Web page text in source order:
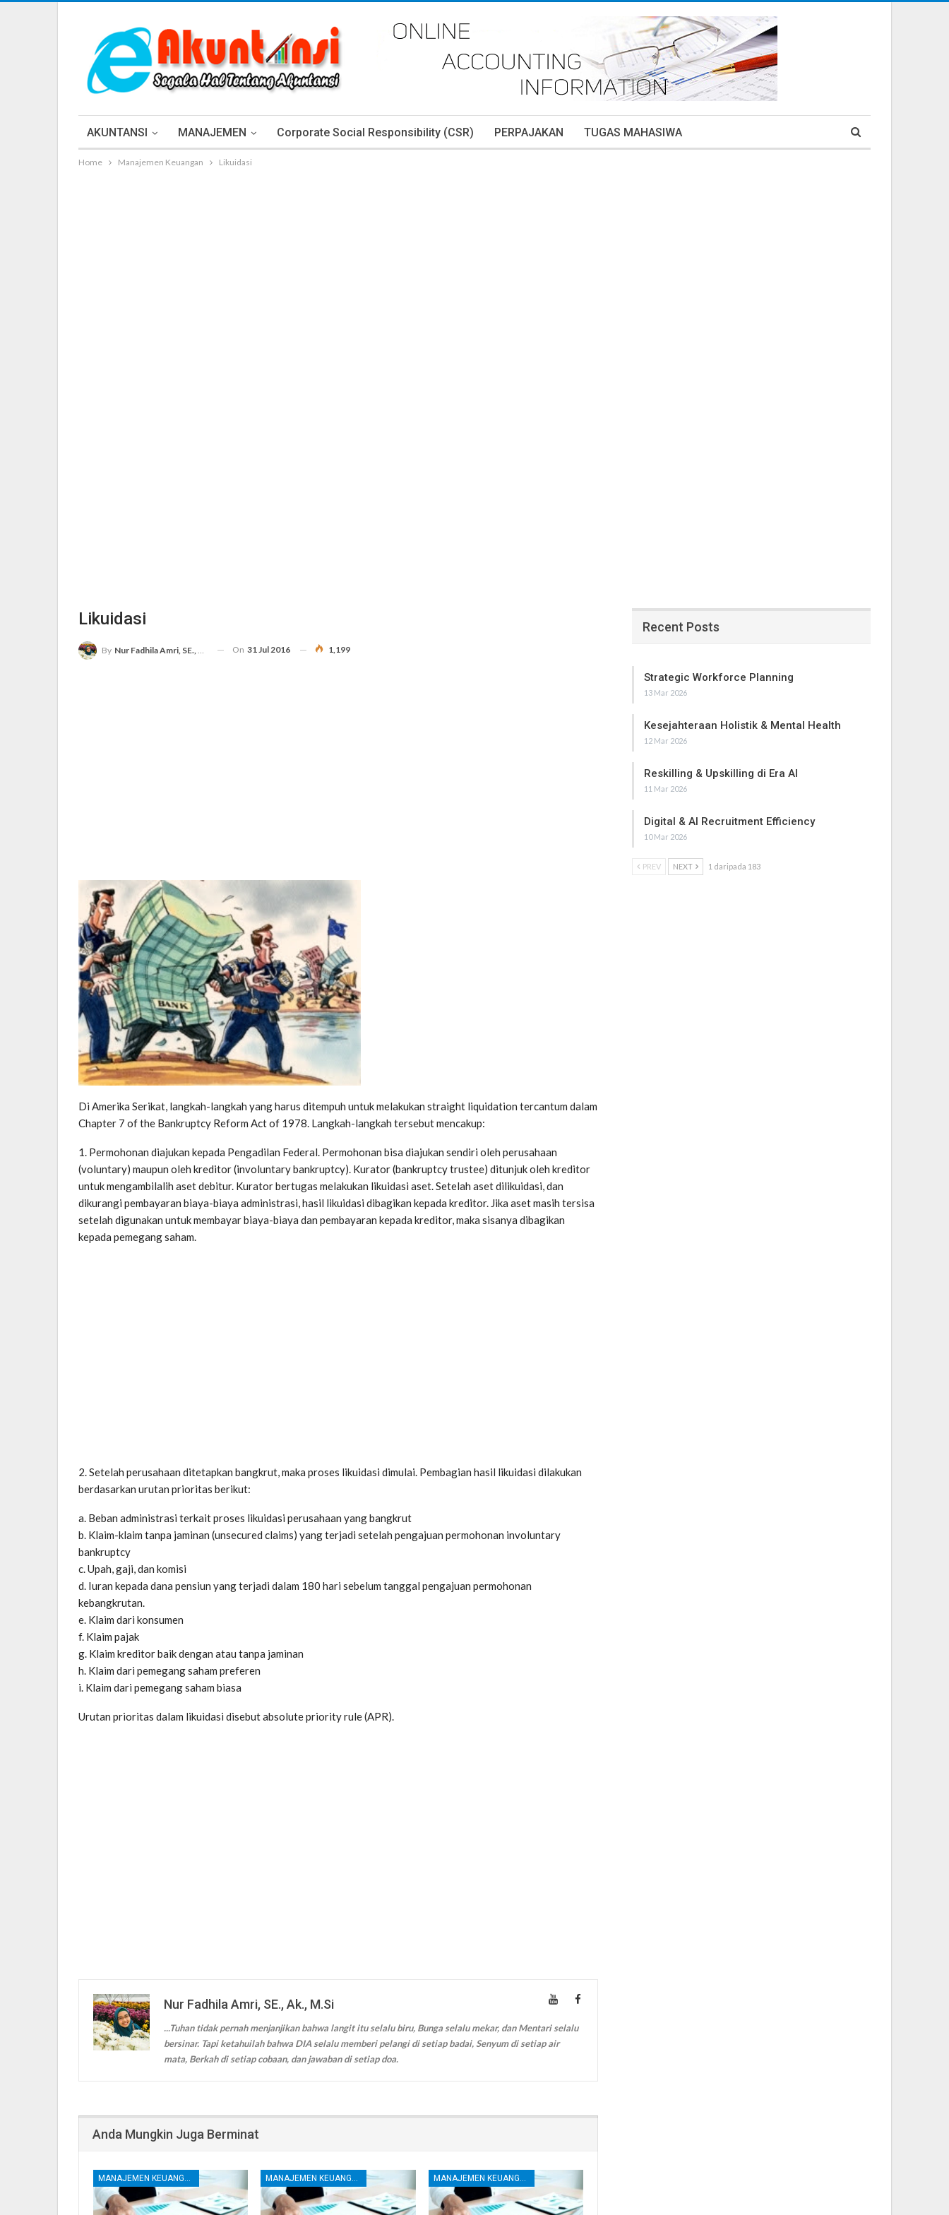
AKUNTANSI MANAJEMEN Corporate Social Responsibility (CSR) PERPAJAKAN TUGAS MAHASIWA
Home Manajemen Keuangan Likuidasi
Likuidasi
By Nur Fadhila Amri, SE., Ak., M.Si On 31 Jul 2016 1,199
Di Amerika Serikat, langkah-langkah yang harus ditempuh untuk melakukan straight liquidation tercantum dalam
Chapter 7 of the Bankruptcy Reform Act of 1978. Langkah-langkah tersebut mencakup:
1. Permohonan diajukan kepada Pengadilan Federal. Permohonan bisa diajukan sendiri oleh perusahaan
(voluntary) maupun oleh kreditor (involuntary bankruptcy). Kurator (bankruptcy trustee) ditunjuk oleh kreditor
untuk mengambilalih aset debitur. Kurator bertugas melakukan likuidasi aset. Setelah aset dilikuidasi, dan
dikurangi pembayaran biaya-biaya administrasi, hasil likuidasi dibagikan kepada kreditor. Jika aset masih tersisa
setelah digunakan untuk membayar biaya-biaya dan pembayaran kepada kreditor, maka sisanya dibagikan
kepada pemegang saham.
2. Setelah perusahaan ditetapkan bangkrut, maka proses likuidasi dimulai. Pembagian hasil likuidasi dilakukan
berdasarkan urutan prioritas berikut:
a. Beban administrasi terkait proses likuidasi perusahaan yang bangkrut
b. Klaim-klaim tanpa jaminan (unsecured claims) yang terjadi setelah pengajuan permohonan involuntary
bankruptcy
c. Upah, gaji, dan komisi
d. Iuran kepada dana pensiun yang terjadi dalam 180 hari sebelum tanggal pengajuan permohonan
kebangkrutan.
e. Klaim dari konsumen
f. Klaim pajak
g. Klaim kreditor baik dengan atau tanpa jaminan
h. Klaim dari pemegang saham preferen
i. Klaim dari pemegang saham biasa
Urutan prioritas dalam likuidasi disebut absolute priority rule (APR).
Nur Fadhila Amri, SE., Ak., M.Si
...Tuhan tidak pernah menjanjikan bahwa langit itu selalu biru, Bunga selalu mekar, dan Mentari selalu
bersinar. Tapi ketahuilah bahwa DIA selalu memberi pelangi di setiap badai, Senyum di setiap air
mata, Berkah di setiap cobaan, dan jawaban di setiap doa.
Anda Mungkin Juga Berminat
Recent Posts
Strategic Workforce Planning
13 Mar 2026
Kesejahteraan Holistik & Mental Health
12 Mar 2026
Reskilling & Upskilling di Era AI
11 Mar 2026
Digital & AI Recruitment Efficiency
10 Mar 2026
PREV NEXT 1 daripada 183